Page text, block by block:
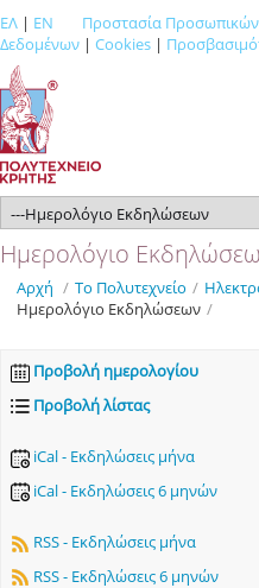
ΕΛ | EN
Προστασία Προσωπικών
Δεδομένων | Cookies |
Ημερολόγιο
Αρχή / Το Πολυτεχνείο /
Ημερολόγιο Εκδηλώσεων /
Προβολή ημερολογίου
Προβολή λίστας
iCal - Εκδηλώσεις μήνα
iCal - Εκδηλώσεις 6 μηνών
RSS - Εκδηλώσεις μήνα
RSS - Εκδηλώσεις 6 μηνών